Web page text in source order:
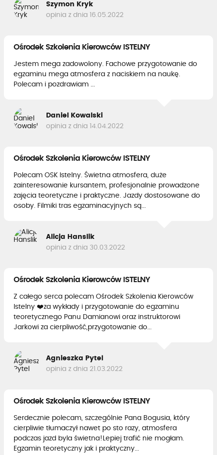
Szymon Kryk
opinia z dnia 16.05.2022
Ośrodek Szkolenia Kierowców ISTELNY
Jestem mega zadowolony. Fachowe przygotowanie do
egzaminu mega atmosfera z naciskiem na naukę.
Polecam i pozdrawiam ...
Daniel Kowalski
opinia z dnia 14.04.2022
Ośrodek Szkolenia Kierowców ISTELNY
Polecam OSK Istelny. Świetna atmosfera, duże
zainteresowanie kursantem, profesjonalnie prowadzone
zajęcia teoretyczne i praktyczne. Jazdy dostosowane do
osoby. Filmiki tras egzaminacyjnych są...
Alicja Hanslik
opinia z dnia 30.03.2022
Ośrodek Szkolenia Kierowców ISTELNY
Z całego serca polecam Ośrodek Szkolenia Kierowców
Istelny ❤️za wykłady i przygotowanie do egzaminu
teoretycznego Panu Damianowi oraz instruktorowi
Jarkowi za cierpliwość,przygotowanie do...
Agnieszka Pytel
opinia z dnia 21.03.2022
Ośrodek Szkolenia Kierowców ISTELNY
Serdecznie polecam, szczególnie Pana Bogusia, który
cierpliwie tłumaczył nawet po sto razy, atmosfera
podczas jazd byla świetna!Lepiej trafić nie mogłam.
Egzamin teoretyczny jak i praktyczny...